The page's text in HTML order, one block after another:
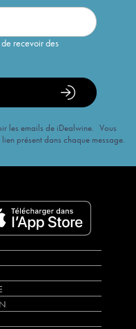
recevoir des
les emails de iDealwine. Vous
présent dans chaque message.